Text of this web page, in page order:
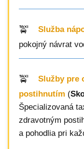
Služba
pokojný návrat
Služby pre
postihnutím (
Špecializovaná
zdravotným
a pohodlia pri